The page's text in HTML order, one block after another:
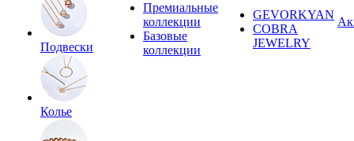
Подвески
Колье
Премиальные
коллекции
Базовые
коллекции
GEVORKYAN
COBRA
JEWELRY